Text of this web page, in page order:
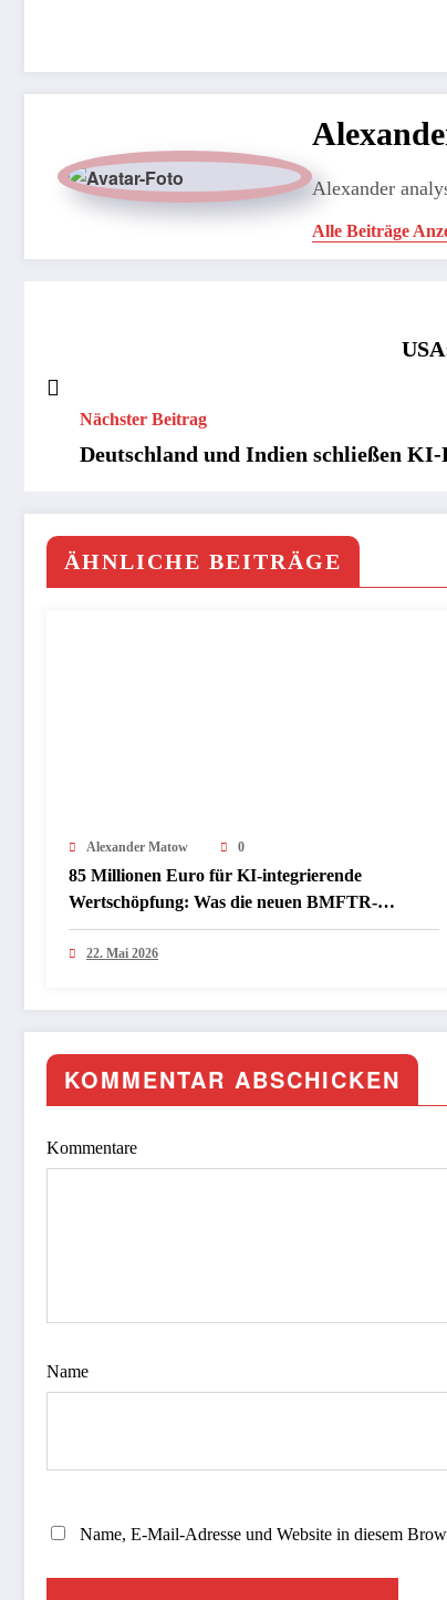
Alexander
Alle Beiträge
Nächster Beitrag
Deutschland und Indien schließen
ÄHNLICHE BEITRÄGE
Alexander Matow 0
85 Millionen Euro für KI-integrierende
Wertschöpfung: Was die neuen BMFTR-
Förderrichtlinien InProKI und ModuS‑KI für
Industrie und Mittelstand bedeuten
22. Mai 2026
KOMMENTAR ABSCHICKEN
Kommentare
Name
Name, E-Mail-Adresse und Website in diesem